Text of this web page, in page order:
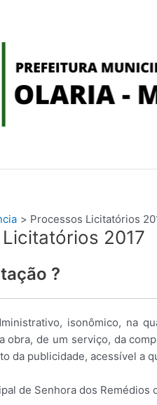
Processos Licitatórios
2017
?
isonômico, na
obra, de um serviço, da
da publicidade, acessível a
de Senhora dos